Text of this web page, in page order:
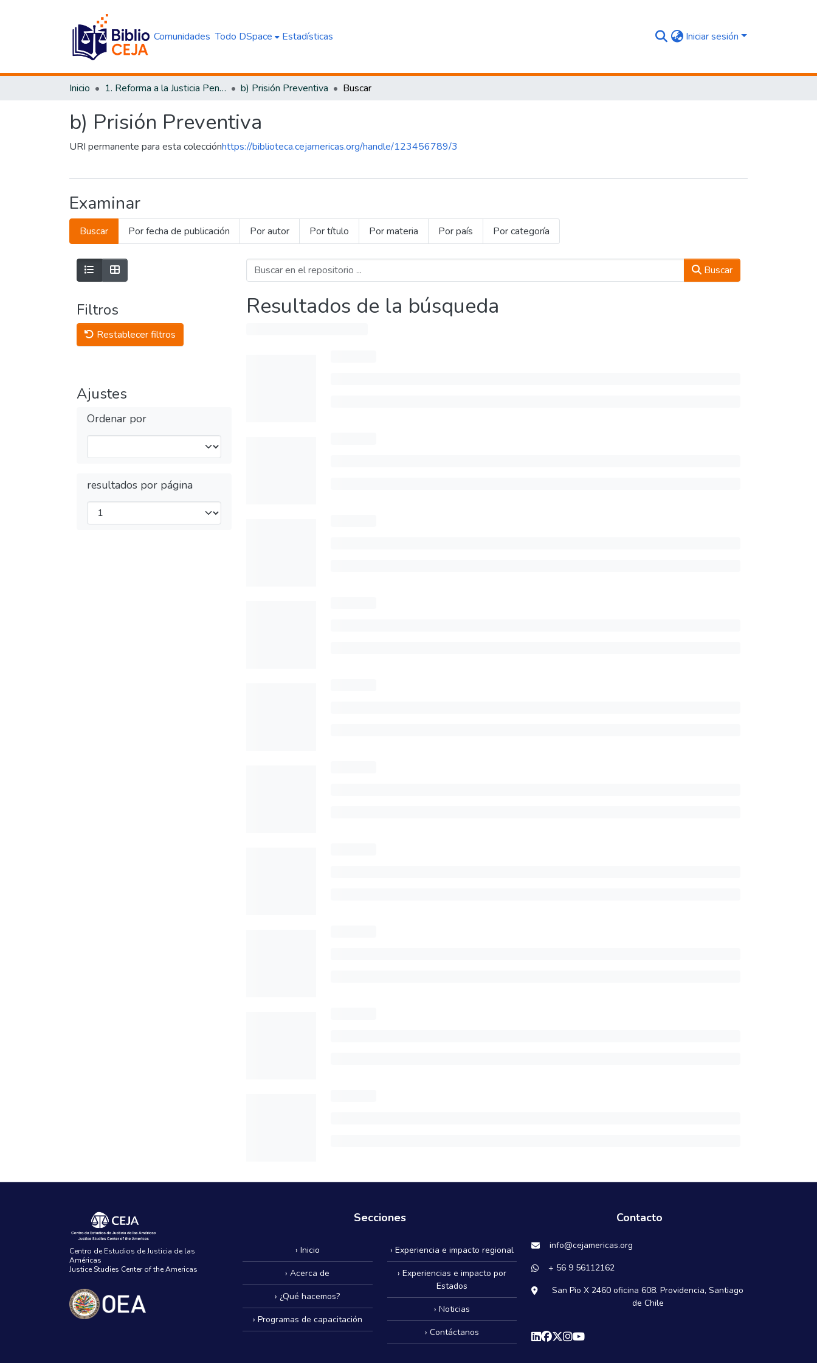
Comunidades Todo DSpace Estadísticas Iniciar sesión
Inicio 1. Reforma a la Justicia Penal b) Prisión Preventiva Buscar
b) Prisión Preventiva
URI permanente para esta colecciónhttps://biblioteca.cejamericas.org/handle/123456789/3
Examinar
Buscar Por fecha de publicación Por autor Por título Por materia Por país Por categoría
Filtros
Restablecer filtros
Ajustes
Ordenar por
resultados por página
Buscar
Resultados de la búsqueda
Centro de Estudios de Justicia de las
Américas
Justice Studies Center of the Americas
Secciones
› Inicio
› Acerca de
› ¿Qué hacemos?
› Programas de capacitación
› Experiencia e impacto regional
› Experiencias e impacto por
Estados
› Noticias
› Contáctanos
Contacto
info@cejamericas.org
+ 56 9 56112162
San Pio X 2460 oficina 608. Providencia, Santiago
de Chile